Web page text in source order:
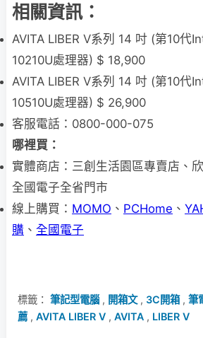
相關資訊：
AVITA LIBER V系列 14 吋 (第10代
10210U處理器) $ 18,900
AVITA LIBER V系列 14 吋 (第10代
10510U處理器) $ 26,900
客服電話：0800-000-075
哪裡買：
實體商店：三創生活園區專賣店、
全國電子全省門市
線上購買： MOMO 、 PCHome 、
購 、 全國電子
標籤： 筆記型電腦, 開箱文, 3C開箱, 筆
薦, AVITA LIBER V , AVITA , LIBER V